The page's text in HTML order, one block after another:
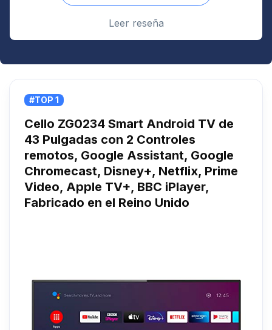
Leer reseña
#TOP 1
Cello ZG0234 Smart Android TV de
43 Pulgadas con 2 Controles
remotos, Google Assistant, Google
Chromecast, Disney+, Netflix, Prime
Video, Apple TV+, BBC iPlayer,
Fabricado en el Reino Unido